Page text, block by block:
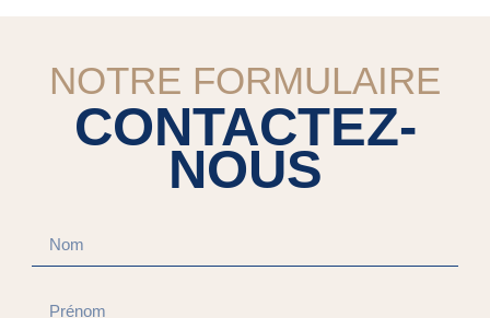
NOTRE FORMULAIRE
CONTACTEZ-
NOUS